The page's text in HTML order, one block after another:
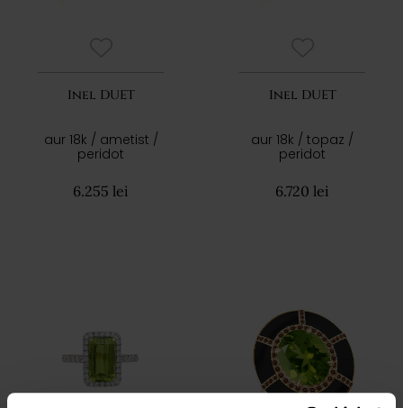
Inel DUET
aur 18k / ametist /
peridot
6.255 lei
Inel DUET
aur 18k / topaz /
peridot
6.720 lei